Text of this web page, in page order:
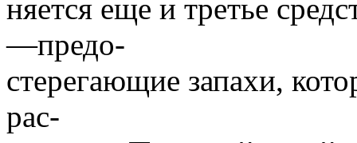
няется еще и третье
—предо-
стерегающие запахи,
рас-